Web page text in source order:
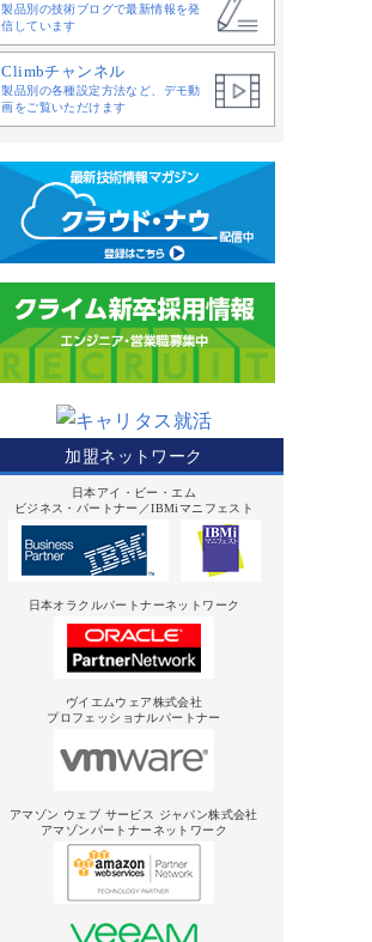
製品別の技術ブログで最新情報を発
信しています
Climbチャンネル
製品別の各種設定方法など、デモ動
画をご覧いただけます
加盟ネットワーク
日本アイ・ビー・エム
ビジネス・パートナー／IBMiマニフェスト
日本オラクルパートナーネットワーク
ヴイエムウェア株式会社
プロフェッショナルパートナー
アマゾン ウェブ サービス ジャパン株式会社
アマゾンパートナーネットワーク